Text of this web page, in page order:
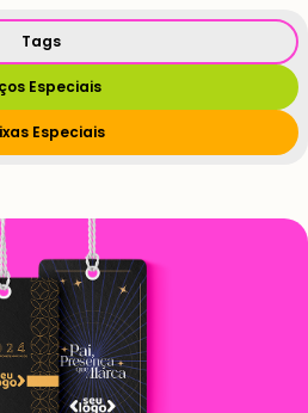
Tags
Especiais
Especiais